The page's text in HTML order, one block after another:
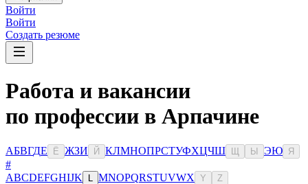
Войти
Войти
Создать резюме
Работа и вакансии
по профессии в Арпачине
АБВГДЕ Ё ЖЗИ Й КЛМНОПРСТУФХЦЧШ Ы ЭЮ Я
#
ABCDEFGHIJK MNOPQRSTUVWX Y Z